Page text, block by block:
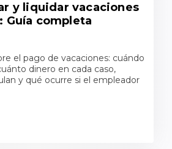
y liquidar vacaciones
Guía completa
el pago de vacaciones: cuándo
dinero en cada caso,
y qué ocurre si el empleador